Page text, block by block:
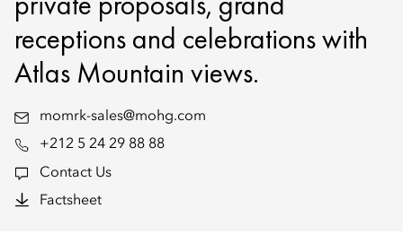
receptions and celebrations with
Atlas Mountain views.
momrk-sales@mohg.com
+212 5 24 29 88 88
Contact Us
Factsheet